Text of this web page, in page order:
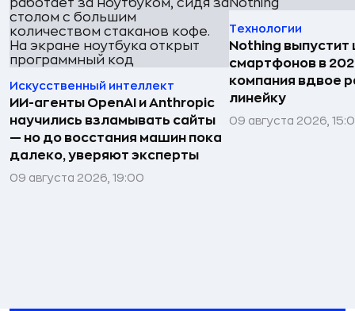
Искусственный интеллект
ИИ-агенты OpenAI и Anthropic
научились взламывать сайты
— но до восстания машин пока
далеко, уверяют эксперты
09 августа 2026, 19:00
Технологии
Nothing выпустит
смартфонов в
компания вдвое
линейку
09 августа 2026,